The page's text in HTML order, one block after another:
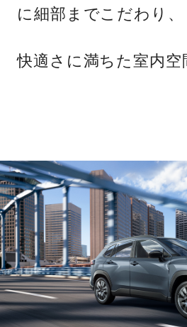
に細部までこだわり、
快適さに満ちた室内空